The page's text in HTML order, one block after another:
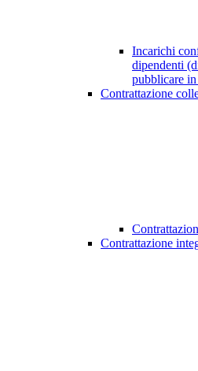
Incarichi
dipendenti
pubblicare
Contrattazione
Contrattazione